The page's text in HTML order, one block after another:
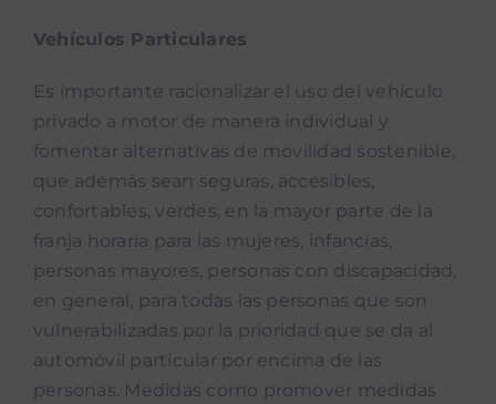
Vehículos Particulares
Es importante racionalizar el uso del vehículo
privado a motor de manera individual y
fomentar alternativas de movilidad sostenible,
que además sean seguras, accesibles,
confortables, verdes, en la mayor parte de la
franja horaria para las mujeres, infancias,
personas mayores, personas con discapacidad,
en general, para todas las personas que son
vulnerabilizadas por la prioridad que se da al
automóvil particular por encima de las
personas. Medidas como promover medidas